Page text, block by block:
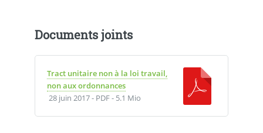
Documents joints
Tract unitaire non à la loi travail,
non aux ordonnances
28 juin 2017- PDF- 5.1 Mio